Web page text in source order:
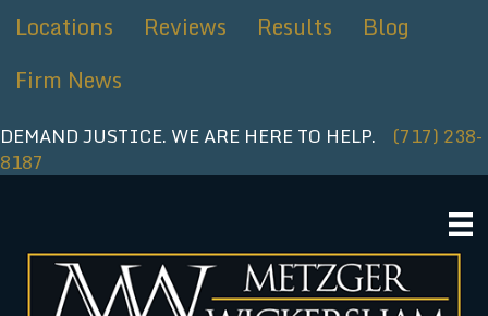
Locations Reviews Results
Blog
Firm News
DEMAND JUSTICE. WE ARE HERE TO HELP. (717) 238-
8187